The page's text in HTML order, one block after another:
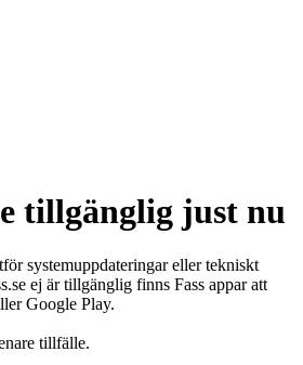
tillgänglig just nu
systemuppdateringar eller tekniskt
ej är tillgänglig finns Fass appar att
Google Play.
tillfälle.